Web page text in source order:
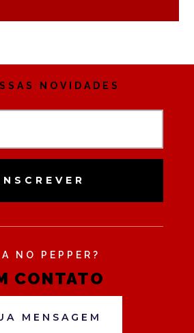
NOVIDADES
NO PEPPER?
CONTATO
MENSAGEM